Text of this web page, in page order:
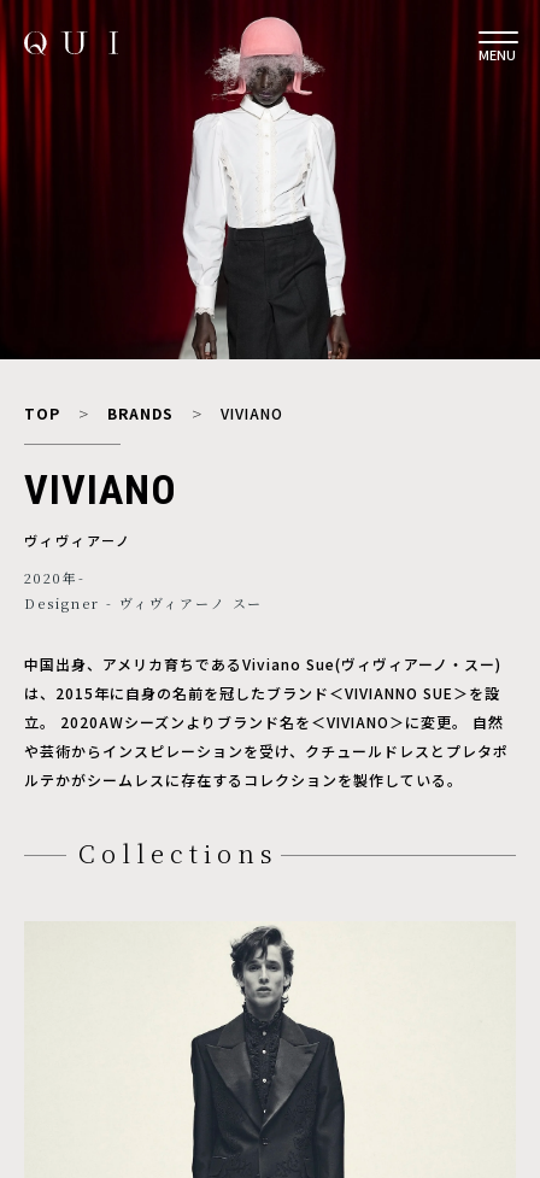
MENU
TOP BRANDS VIVIANO
VIVIANO
ヴィヴィアーノ
2020年-
Designer - ヴィヴィアーノ スー
中国出身、アメリカ育ちであるViviano Sue(ヴィヴィアーノ・スー)
は、2015年に自身の名前を冠したブランド＜VIVIANNO SUE＞を設
立。 2020AWシーズンよりブランド名を＜VIVIANO＞に変更。 自然
や芸術からインスピレーションを受け、クチュールドレスとプレタポ
ルテかがシームレスに存在するコレクションを製作している。
Collections